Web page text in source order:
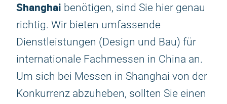
Shanghai benötigen, sind Sie hier genau
richtig. Wir bieten umfassende
Dienstleistungen (Design und Bau) für
internationale Fachmessen in China an.
Um sich bei Messen in Shanghai von der
Konkurrenz abzuheben, sollten Sie einen